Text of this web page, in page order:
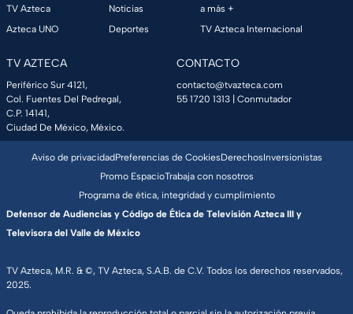
TV Azteca
Azteca UNO
Noticias
Deportes
a más +
TV Azteca Internacional
TV AZTECA
Periférico Sur 4121,
Col. Fuentes Del Pedregal,
C.P. 14141,
Ciudad De México, México.
CONTACTO
contacto@tvazteca.com
55 1720 1313 | Conmutador
TV Azteca, M.R. & ©, TV Azteca, S.A.B. de C.V. Todos los derechos reservados,
2025.
Aviso de privacidadPreferencias de CookiesDerechosInversionistas
Promo EspacioTrabaja con nosotros
Programa de ética, integridad y cumplimiento
Defensor de Audiencias y Código de Ética de Televisión Azteca III y
Televisora del Valle de México